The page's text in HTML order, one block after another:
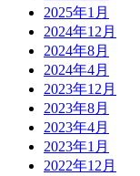
2025年1月
2024年12月
2024年8月
2024年4月
2023年12月
2023年8月
2023年4月
2023年1月
2022年12月